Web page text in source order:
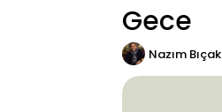
Gece
Nazım Bıçak